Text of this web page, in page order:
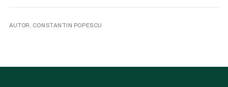
AUTOR. CONSTANTIN POPESCU